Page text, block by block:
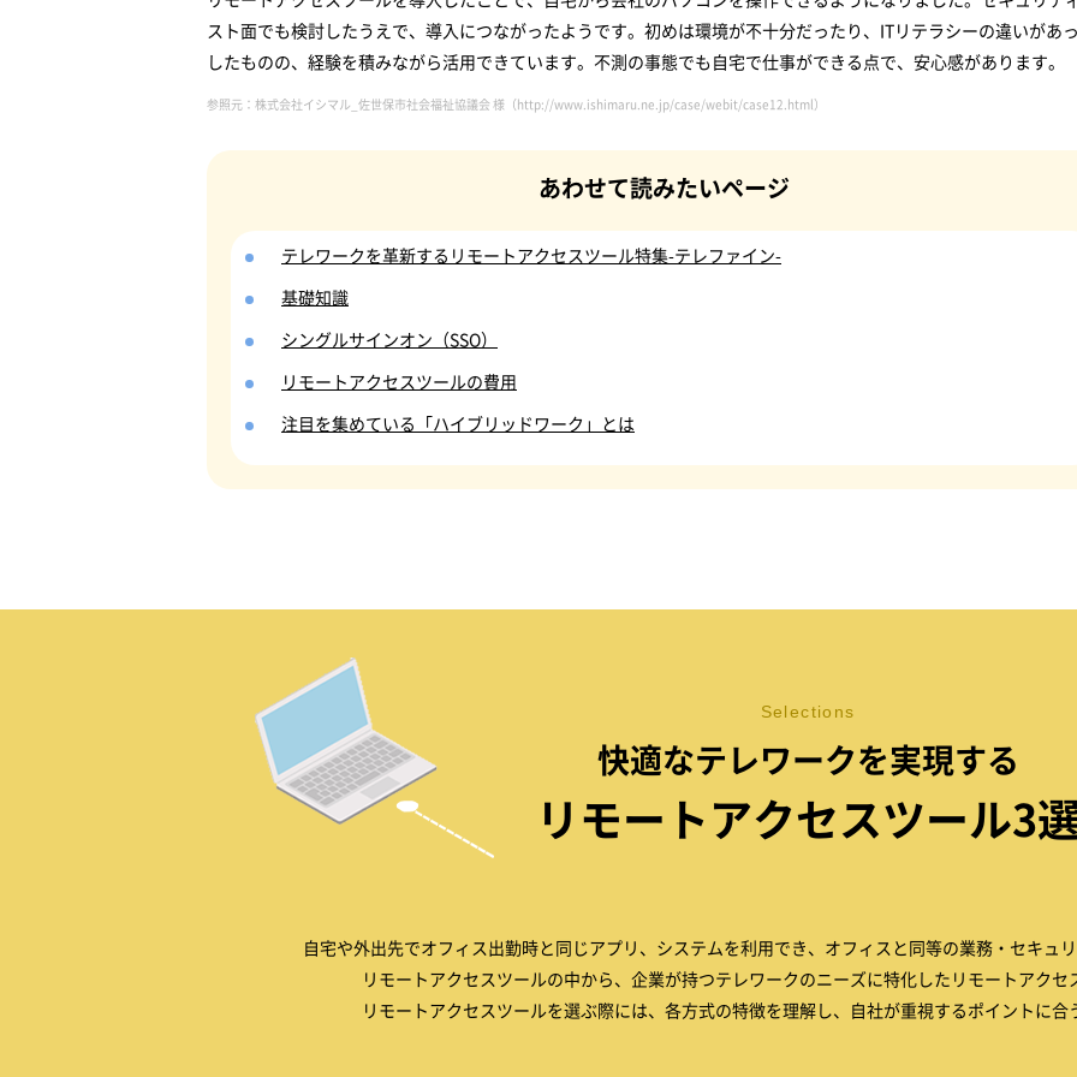
スト面でも検討したうえで、導入につながったようです。初めは環境が不十分だったり、ITリテラシーの違いがあ
したものの、経験を積みながら活用できています。不測の事態でも自宅で仕事ができる点で、安心感があります。
参照元：株式会社イシマル_佐世保市社会福祉協議会 様（http://www.ishimaru.ne.jp/case/webit/case12.html）
あわせて読みたいページ
テレワークを革新するリモートアクセスツール特集-テレファイン-
基礎知識
シングルサインオン（SSO）
リモートアクセスツールの費用
注目を集めている「ハイブリッドワーク」とは
Selections
快適なテレワークを実現する
リモートアクセスツール3
自宅や外出先でオフィス出勤時と同じアプリ、システムを利用でき、オフィスと同等の業務・セキュ
リモートアクセスツールの中から、企業が持つテレワークのニーズに特化したリモートアク
リモートアクセスツールを選ぶ際には、各方式の特徴を理解し、自社が重視するポイントに